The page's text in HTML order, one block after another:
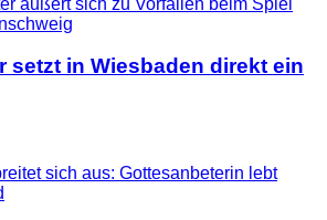
setzt in Wiesbaden direkt ein